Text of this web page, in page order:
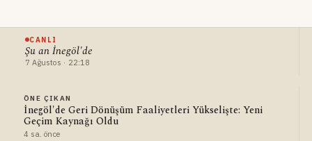
CANLI
Şu an İnegöl'de
7 Ağustos · 22:18
ÖNE ÇIKAN
İnegöl'de Geri Dönüşüm Faaliyetleri Yükselişte: Yeni
Geçim Kaynağı Oldu
4 sa. önce